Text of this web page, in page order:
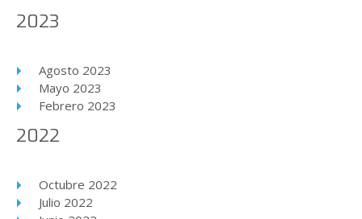
2023
Agosto 2023
Mayo 2023
Febrero 2023
2022
Octubre 2022
Julio 2022